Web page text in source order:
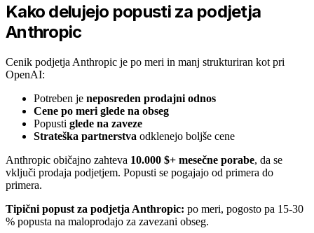
Kako delujejo popusti za podjetja
Anthropic
Cenik podjetja Anthropic je po meri in manj strukturiran kot pri
OpenAI:
Potreben je neposreden prodajni odnos
Cene po meri glede na obseg
Popusti glede na zaveze
Strateška partnerstva odklenejo boljše cene
Anthropic običajno zahteva 10.000 $+ mesečne porabe, da se
vključi prodaja podjetjem. Popusti se pogajajo od primera do
primera.
Tipični popust za podjetja Anthropic: po meri, pogosto pa 15-30
% popusta na maloprodajo za zavezani obseg.